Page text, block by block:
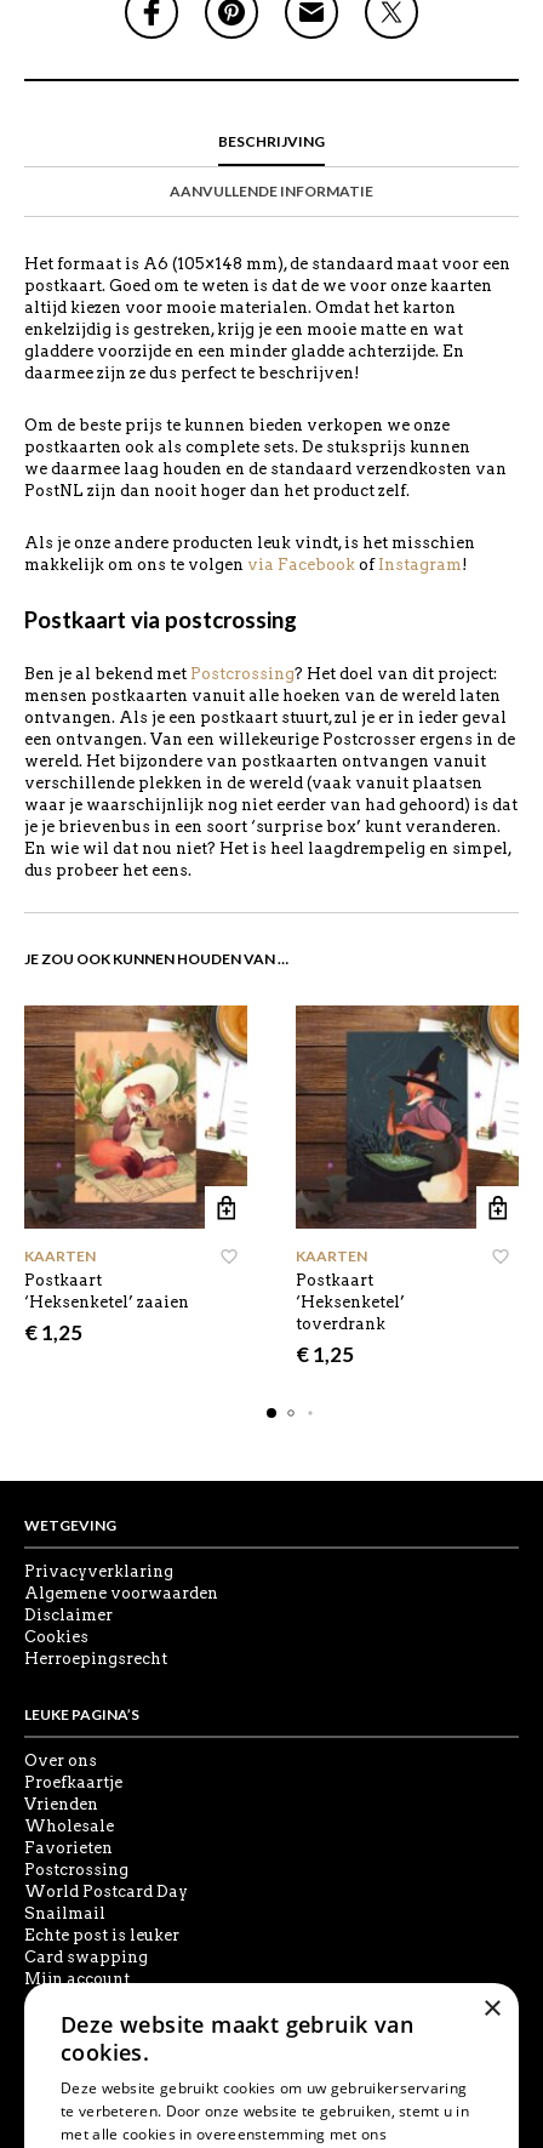
BESCHRIJVING
AANVULLENDE INFORMATIE
Het formaat is A6 (105×148 mm), de standaard maat voor een
postkaart. Goed om te weten is dat de we voor onze kaarten
altijd kiezen voor mooie materialen. Omdat het karton
enkelzijdig is gestreken, krijg je een mooie matte en wat
gladdere voorzijde en een minder gladde achterzijde. En
daarmee zijn ze dus perfect te beschrijven!
Om de beste prijs te kunnen bieden verkopen we onze
postkaarten ook als complete sets. De stuksprijs kunnen
we daarmee laag houden en de standaard verzendkosten van
PostNL zijn dan nooit hoger dan het product zelf.
Als je onze andere producten leuk vindt, is het misschien
makkelijk om ons te volgen via Facebook of Instagram !
Postkaart via postcrossing
Ben je al bekend met Postcrossing? Het doel van dit project:
mensen postkaarten vanuit alle hoeken van de wereld laten
ontvangen. Als je een postkaart stuurt, zul je er in ieder geval
een ontvangen. Van een willekeurige Postcrosser ergens in de
wereld. Het bijzondere van postkaarten ontvangen vanuit
verschillende plekken in de wereld (vaak vanuit plaatsen
waar je waarschijnlijk nog niet eerder van had gehoord) is dat
je je brievenbus in een soort ‘surprise box’ kunt veranderen.
En wie wil dat nou niet? Het is heel laagdrempelig en simpel,
dus probeer het eens.
JE ZOU OOK KUNNEN HOUDEN VAN …
KAARTEN
Postkaart
‘Heksenketel’ zaaien
€1,25
KAARTEN
Postkaart
‘Heksenketel’
toverdrank
€1,25
WETGEVING
Privacyverklaring
Algemene voorwaarden
Disclaimer
Cookies
Herroepingsrecht
LEUKE PAGINA’S
Over ons
Proefkaartje
Vrienden
Wholesale
Favorieten
Postcrossing
World Postcard Day
Snailmail
Echte post is leuker
Card swapping
Mijn account
SOCIAL MEDIA
×
Deze website maakt gebruik van
cookies.
Deze website gebruikt cookies om uw gebruikerservaring
te verbeteren. Door onze website te gebruiken, stemt u in
met alle cookies in overeenstemming met ons